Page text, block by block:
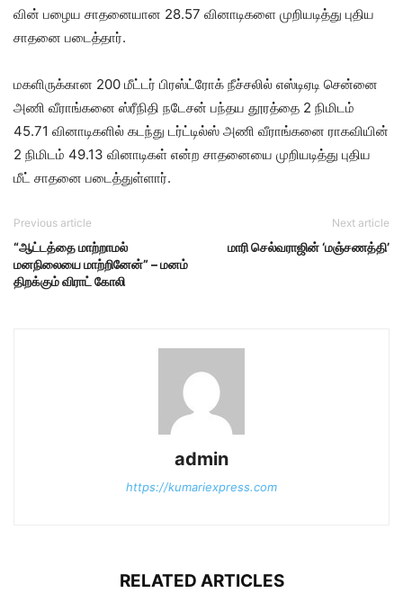
வின் பழைய சாதனை​யான 28.57 வினாடிகளை முறியடித்து புதிய
சாதனை படைத்​தார்.
மகளிருக்​கான 200 மீட்​டர் பிரஸ்ட்​ரோக் நீச்​சலில் எஸ்​டிஏடி சென்னை
அணி வீராங்​கனை ஸ்ரீநிதி நடேசன் பந்தய தூரத்தை 2 நிமிடம்
45.71 வினாடிகளில் கடந்து டர்ட்​டில்ஸ் அணி வீராங்​கனை ராக​வி​யின்
2 நிமிடம் 49.13 வினாடிகள் என்ற சாதனையை முறியடித்து புதிய
மீட் சாதனை படைத்​துள்​ளார்​.
Previous article
“ஆட்டத்தை மாற்றாமல்
மனநிலையை மாற்றினேன்” – மனம்
திறக்​கும் விராட் கோலி
Next article
மாரி செல்​வ​ராஜின் ‘மஞ்சணத்தி’
admin
https://kumariexpress.com
RELATED ARTICLES